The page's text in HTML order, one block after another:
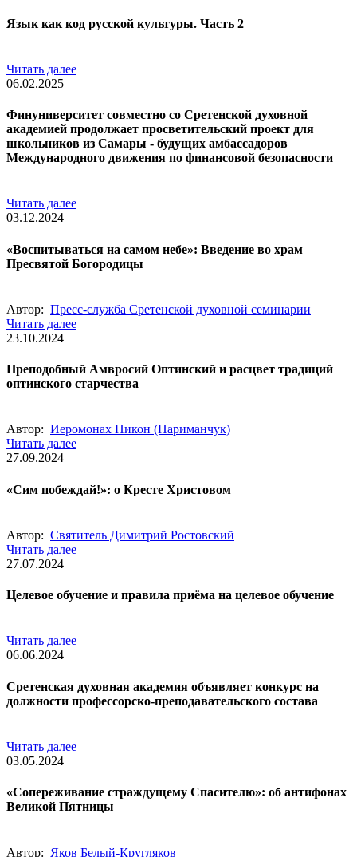
Язык как код русской культуры. Часть 2
Читать далее
06.02.2025
Финуниверситет совместно со Сретенской духовной
академией продолжает просветительский проект для
школьников из Самары - будущих амбассадоров
Международного движения по финансовой безопасности
Читать далее
03.12.2024
«Воспитываться на самом небе»: Введение во храм
Пресвятой Богородицы
Автор: Пресс-служба Сретенской духовной семинарии
Читать далее
23.10.2024
Преподобный Амвросий Оптинский и расцвет традиций
оптинского старчества
Автор: Иеромонах Никон (Париманчук)
Читать далее
27.09.2024
«Сим побеждай!»: о Кресте Христовом
Автор: Святитель Димитрий Ростовский
Читать далее
27.07.2024
Целевое обучение и правила приёма на целевое обучение
Читать далее
06.06.2024
Сретенская духовная академия объявляет конкурс на
должности профессорско-преподавательского состава
Читать далее
03.05.2024
«Сопереживание страждущему Спасителю»: об антифонах
Великой Пятницы
Автор: Яков Белый-Кругляков